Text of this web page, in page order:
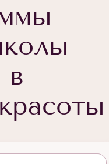
в